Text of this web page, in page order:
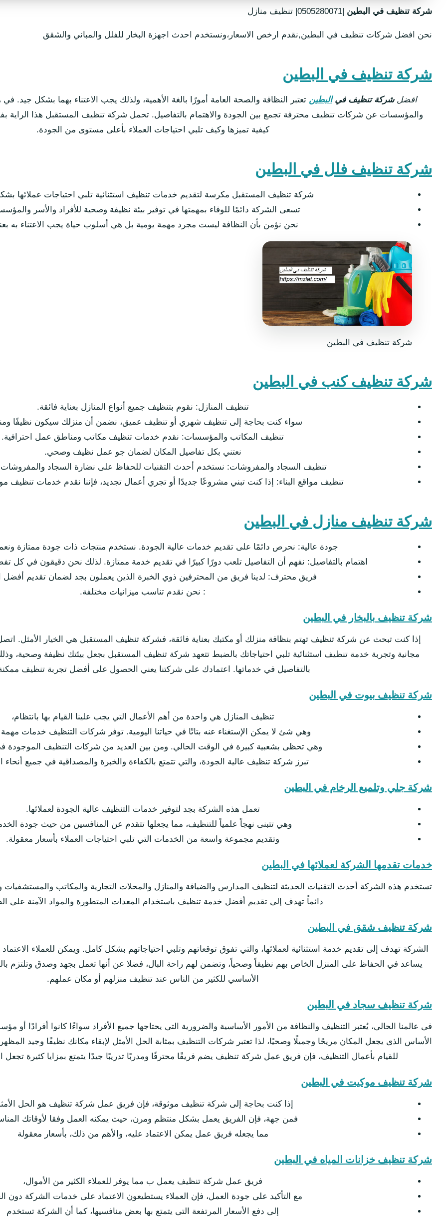
شركة تنظيف في البطين
نحن افضل شركات تنظيف في البطين,نقدم ارخص الاسعار،ونستخدم احدث اجهزة البخار للفلل والمباني والشقق
شركة تنظيف في البطين
افضلشركة تنظيف فيالبطين تعتبر النظافة والصحة العامة أمورًا بالغة الأهمية، ولذلك يجب الاعتناء بهما بشكل جيد.
والمؤسسات عن شركات تنظيف محترفة تجمع بين الجودة والاهتمام بالتفاصيل. تحمل شركة تنظيف المستقبل هذا الراية
كيفية تميزها وكيف تلبي احتياجات العملاء بأعلى مستوى من الجودة.
شركة تنظيف فلل في البطين
شركة تنظيف المستقبل مكرسة لتقديم خدمات تنظيف استثنائية تلبي احتياجات عملائها
تسعى الشركة دائمًا للوفاء بمهمتها في توفير بيئة نظيفة وصحية للأفراد والأسر
نحن نؤمن بأن النظافة ليست مجرد مهمة يومية بل هي أسلوب حياة يجب الاعتناء به
شركة تنظيف في البطين
شركة تنظيف كنب في البطين
تنظيف المنازل: نقوم بتنظيف جميع أنواع المنازل بعناية فائقة.
سواء كنت بحاجة إلى تنظيف شهري أو تنظيف عميق، نضمن أن منزلك سيكون نظيفًا
تنظيف المكاتب والمؤسسات: نقدم خدمات تنظيف مكاتب ومناطق عمل احترافية.
نعتني بكل تفاصيل المكان لضمان جو عمل نظيف وصحي.
تنظيف السجاد والمفروشات: نستخدم أحدث التقنيات للحفاظ على نضارة السجاد
تنظيف مواقع البناء: إذا كنت تبني مشروعًا جديدًا أو تجري أعمال تجديد، فإننا نقدم خدمات تنظيف
شركة تنظيف منازل في البطين
جودة عالية: نحرص دائمًا على تقديم خدمات عالية الجودة. نستخدم منتجات ذات جودة ممتازة
اهتمام بالتفاصيل: نفهم أن التفاصيل تلعب دورًا كبيرًا في تقديم خدمة ممتازة. لذلك نحن دقيقون في كل
فريق محترف: لدينا فريق من المحترفين ذوي الخبرة الذين يعملون بجد لضمان تقديم أفضل
: نحن نقدم تناسب ميزانيات مختلفة.
شركة تنظيف بالبخار في البطين
إذا كنت تبحث عن شركة تنظيف تهتم بنظافة منزلك أو مكتبك بعناية فائقة، فشركة تنظيف المستقبل هي الخيار الأمثل.
مجانية وتجربة خدمة تنظيف استثنائية تلبي احتياجاتك بالضبط تتعهد شركة تنظيف المستقبل بجعل بيئتك نظيفة وصحية،
بالتفاصيل في خدماتها. اعتمادك على شركتنا يعني الحصول على أفضل تجربة تنظيف
شركة تنظيف بيوت في البطين
تنظيف المنازل هي واحدة من أهم الأعمال التي يجب علينا القيام بها بانتظام،
وهي شئ لا يمكن الإستغناء عنه بتاتًا في حياتنا اليومية. توفر شركات التنظيف خدمات
وهي تحظى بشعبية كبيرة في الوقت الحالي. ومن بين العديد من شركات التنظيف الموجودة
تبرز شركة تنظيف عالية الجودة، والتي تتمتع بالكفاءة والخبرة والمصداقية في جميع أنحاء
شركة جلي وتلميع الرخام في البطين
تعمل هذه الشركة بجد لتوفير خدمات التنظيف عالية الجودة لعملائها.
وهي تتبنى نهجاً علمياً للتنظيف، مما يجعلها تتقدم عن المنافسين من حيث جودة
وتقديم مجموعة واسعة من الخدمات التي تلبي احتياجات العملاء بأسعار معقولة.
خدمات تقدمها الشركة لعملائها في البطين
تستخدم هذه الشركة أحدث التقنيات الحديثة لتنظيف المدارس والضيافة والمنازل والمحلات التجارية والمكاتب
دائماً تهدف إلى تقديم أفضل خدمة تنظيف باستخدام المعدات المتطورة والمواد الآمنة على
شركة تنظيف شقق في البطين
الشركة تهدف إلى تقديم خدمة استثنائية لعملائها، والتي تفوق توقعاتهم وتلبي احتياجاتهم بشكل كامل. ويمكن للعملاء
يساعد في الحفاظ على المنزل الخاص بهم نظيفاً وصحياً، وتضمن لهم راحة البال، فضلا عن أنها تعمل بجهد وصدق وتلتزم
الأساسي للكثير من الناس عند تنظيف منزلهم أو مكان عملهم.
شركة تنظيف سجاد في البطين
فى عالمنا الحالى، يُعتبر التنظيف والنظافة من الأمور الأساسية والضرورية التى يحتاجها جميع الأفراد سواءًا كانوا أفرادًا
الأساس الذى يجعل المكان مريحًا وجميلًا وصحيًا، لذا تعتبر شركات التنظيف بمثابة الحل الأمثل لإبقاء مكانك نظيفًا وجيد
للقيام بأعمال التنظيف، فإن فريق عمل شركة تنظيف يضم فريقًا محترفًا ومدربًا تدريبًا جيدًا يتمتع بمزايا كثيرة تجعل
شركة تنظيف موكيت في البطين
إذا كنت بحاجة إلى شركة تنظيف موثوقة، فإن فريق عمل شركة تنظيف هو الحل
فمن جهة، فإن الفريق يعمل بشكل منتظم ومرن، حيث يمكنه العمل وفقا لأوقاتك
مما يجعله فريق عمل يمكن الاعتماد عليه، والأهم من ذلك، بأسعار معقولة
شركة تنظيف خزانات المياه في البطين
فريق عمل شركة تنظيف يعمل ب مما يوفر للعملاء الكثير من الأموال،
مع التأكيد على جودة العمل، فإن العملاء يستطيعون الاعتماد على خدمات الشركة دون
إلى دفع الأسعار المرتفعة التى يتمتع بها بعض منافسيها، كما أن الشركة تستخدم